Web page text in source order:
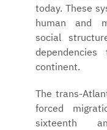
today. These
human and
social
continent.
The trans-
forced
sixteenth